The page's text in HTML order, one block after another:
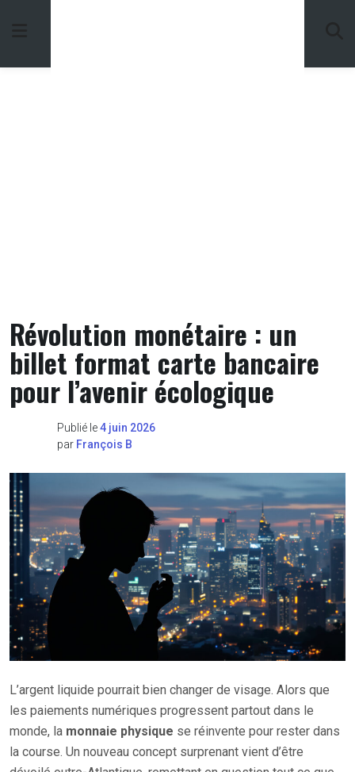
Révolution monétaire : un
billet format carte bancaire
pour l’avenir écologique
Publié le4 juin 2026
par François B
L’argent liquide pourrait bien changer de visage. Alors que
les paiements numériques progressent partout dans le
monde, la monnaie physique se réinvente pour rester dans
la course. Un nouveau concept surprenant vient d’être